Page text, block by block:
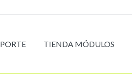
TIENDA MÓDULOS